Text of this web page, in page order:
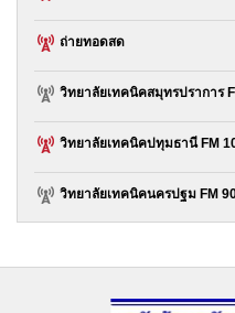
ถ่ายทอดสด
วิทยาลัยเทคนิคสมุทรปราการ
วิทยาลัยเทคนิคปทุมธานี FM
วิทยาลัยเทคนิคนครปฐม FM
วิทยาลัยเทคนิคราชสิทธาราม